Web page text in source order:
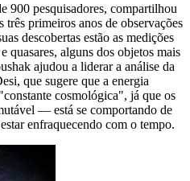
900 pesquisadores, compartilhou
primeiros anos de observações
descobertas estão as medições
quasares, alguns dos objetos mais
ajudou a liderar a análise da
que sugere que a energia
cosmológica", já que os
— está se comportando de
enfraquecendo com o tempo.